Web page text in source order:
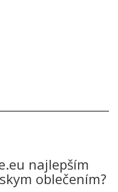
najlepším
oblečením?